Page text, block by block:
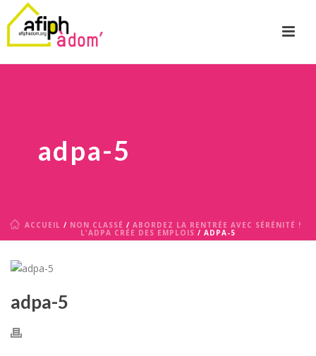
adpa-5
ACCUEIL / NON CLASSÉ / ABORDEZ LA RENTRÉE AVEC SÉRÉNITÉ !
L'ADPA CRÉE DES EMPLOIS / ADPA-5
adpa-5